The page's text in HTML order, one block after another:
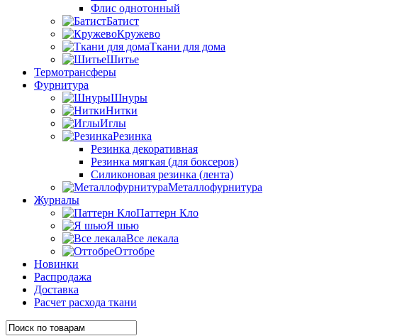
Флис однотонный
Батист
Кружево
Ткани для дома
Шитье
Термотрансферы
Фурнитура
Шнуры
Нитки
Иглы
Резинка
Резинка декоративная
Резинка мягкая (для боксеров)
Силиконовая резинка (лента)
Металлофурнитура
Журналы
Паттерн Кло
Я шью
Все лекала
Оттобре
Новинки
Распродажа
Доставка
Расчет расхода ткани